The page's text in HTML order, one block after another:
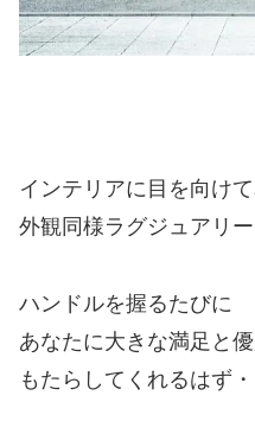
インテリアに目を向け
外観同様ラグジュアリ
ハンドルを握るたびに
あなたに大きな満足と
もたらしてくれるはず・